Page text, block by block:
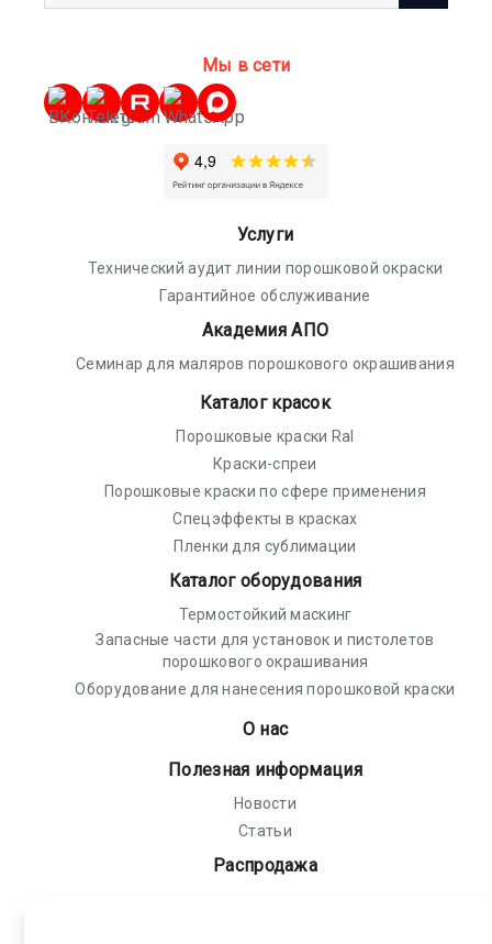
Мы в сети
Услуги
Технический аудит линии порошковой окраски
Гарантийное обслуживание
Академия АПО
Семинар для маляров порошкового окрашивания
Каталог красок
Порошковые краски Ral
Краски-спреи
Порошковые краски по сфере применения
Спецэффекты в красках
Пленки для сублимации
Каталог оборудования
Термостойкий маскинг
Запасные части для установок и пистолетов
порошкового окрашивания
Оборудование для нанесения порошковой краски
О нас
Полезная информация
Новости
Статьи
Распродажа